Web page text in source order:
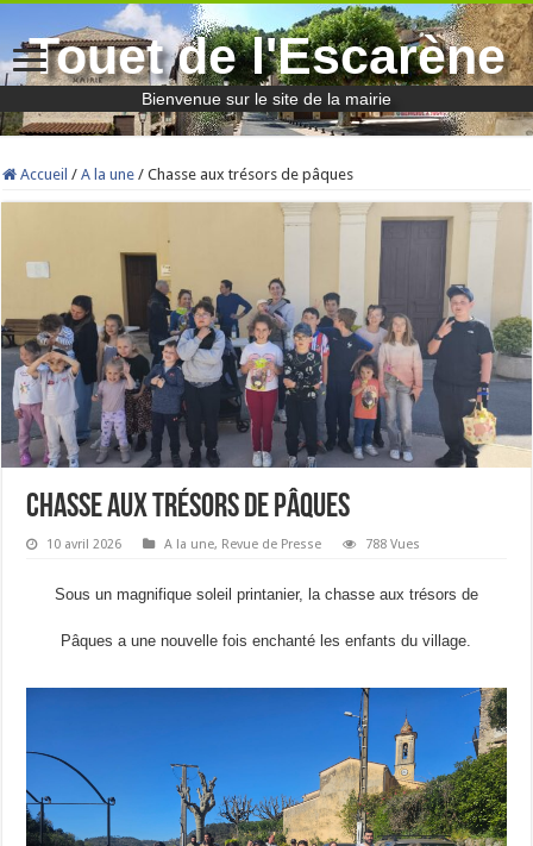
Touet de l'Escarène
Bienvenue sur le site de la mairie
Accueil / A la une / Chasse aux trésors de pâques
Chasse aux trésors de pâques
10 avril 2026 A la une, Revue de Presse 788 Vues
Sous un magnifique soleil printanier, la chasse aux trésors de
Pâques a une nouvelle fois enchanté les enfants du village.